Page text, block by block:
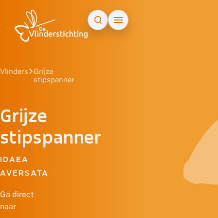
Vlinders
Grijze
stipspanner
Grijze
stipspanner
IDAEA
AVERSATA
Ga direct
naar